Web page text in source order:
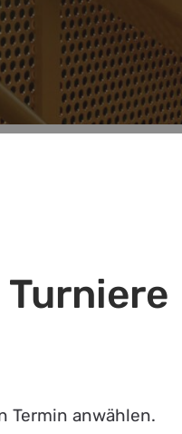
Termin anwählen.